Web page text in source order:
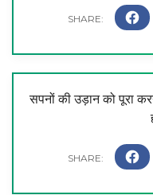
सपनों की उड़ान को पूरा